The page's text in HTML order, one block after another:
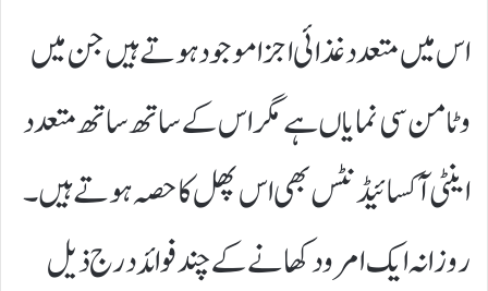
اس میں متعدد غذائی اجزا موجود ہوتے ہیں جن میں
وٹامن سی نمایاں ہے مگر اس کے ساتھ ساتھ متعدد
اینٹی آکسائیڈنٹس بھی اس پھل کا حصہ ہوتے ہیں۔
روزانہ ایک امرود کھانے کے چند فوائد درج ذیل